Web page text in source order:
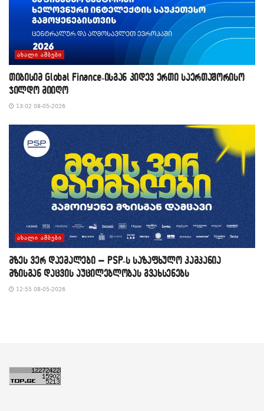
ᲐᲮᲐᲚᲘ ᲐᲛᲑᲔᲑᲘ
თიბისიმ Global Finance-ისგან კიდევ ერთი საერთაშორისო
ჯილდო მიიღო
13:02 08-05-2026
ᲐᲮᲐᲚᲘ ᲐᲛᲑᲔᲑᲘ
მზეს ვერ დაემალები – PSP-ს საზაფხულო კამპანია
მზისგან დაცვის აუცილებლობას გვახსენებს
12:55 08-05-2026